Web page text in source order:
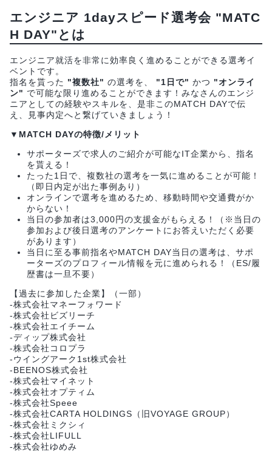
エンジニア 1dayスピード選考会 "MATC
H DAY"とは
エンジニア就活を非常に効率良く進めることができる選考イ
ベントです。
指名を貰った "複数社" の選考を、 "1日で" かつ "オンライ
ン" で可能な限り進めることができます！みなさんのエンジ
ニアとしての経験やスキルを、是非このMATCH DAYで伝
え、見事内定へと繋げていきましょう！
▼MATCH DAYの特徴/メリット
サポーターズで求人のご紹介が可能なIT企業から、指名
を貰える！
たった1日で、複数社の選考を一気に進めることが可能！
（即日内定が出た事例あり）
オンラインで選考を進めるため、移動時間や交通費がか
からない！
当日の参加者は3,000円の支援金がもらえる！（※当日の
参加および後日選考のアンケートにお答えいただく必要
があります）
当日に至る事前指名やMATCH DAY当日の選考は、サポ
ーターズのプロフィール情報を元に進められる！（ES/履
歴書は一旦不要）
【過去に参加した企業】（一部）
-株式会社マネーフォワード
-株式会社ビズリーチ
-株式会社エイチーム
-ディップ株式会社
-株式会社コロプラ
-ウイングアーク1st株式会社
-BEENOS株式会社
-株式会社マイネット
-株式会社オプティム
-株式会社Speee
-株式会社CARTA HOLDINGS（旧VOYAGE GROUP）
-株式会社ミクシィ
-株式会社LIFULL
-株式会社ゆめみ